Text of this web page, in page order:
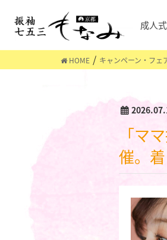
成人
HOME キャンペーン・フェ
「ママ振袖・姉ふりコーディネート相談会」を2026年7月18日～8月7日まで開
催。